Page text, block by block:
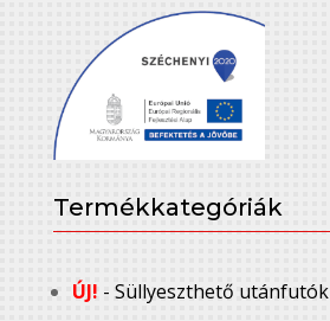
Termékkategóriák
ÚJ! - Süllyeszthető utánfutók